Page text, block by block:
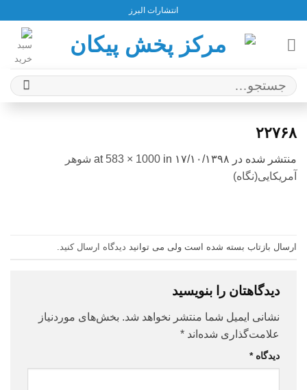
content
انتشارات البرز
جستجو
برای:
۲۲۷۶۸
منتشر شده در ۱۷/۱۰/۱۳۹۸ 583 × 1000 in
شوهر
آمریکایی(نگاه)
ارسال بازتاب بسته شده است ولی می توانید دیدگاه ارسال کنید
دیدگاهتان را بنویسید
نشانی ایمیل شما منتشر نخواهد شد. بخش‌های موردنیاز
علامت‌گذاری شده‌اند *
دیدگاه*